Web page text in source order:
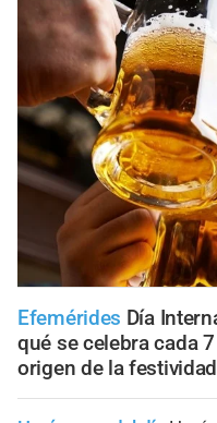
Efemérides Día
qué se celebra cada
origen de la festividad